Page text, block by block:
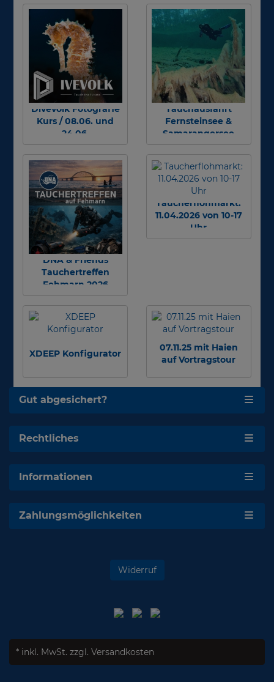
Divevolk Fotografie
Kurs / 08.06. und
24.06.
Tauchausfahrt
Fernsteinsee &
Samarangersee
DNA & Friends
Tauchertreffen
Fehmarn 2026
Taucherflohmarkt:
11.04.2026 von 10-17
Uhr
XDEEP Konfigurator
07.11.25 mit Haien
auf Vortragstour
Gut abgesichert?
Rechtliches
Informationen
Zahlungsmöglichkeiten
Widerruf
* inkl. MwSt. zzgl. Versandkosten